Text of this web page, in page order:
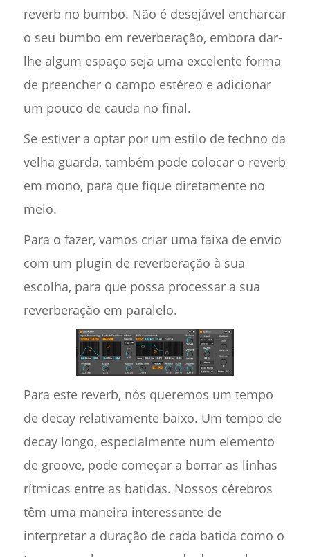
reverb no bumbo. Não é desejável encharcar
o seu bumbo em reverberação, embora dar-
lhe algum espaço seja uma excelente forma
de preencher o campo estéreo e adicionar
um pouco de cauda no final.
Se estiver a optar por um estilo de techno da
velha guarda, também pode colocar o reverb
em mono, para que fique diretamente no
meio.
Para o fazer, vamos criar uma faixa de envio
com um plugin de reverberação à sua
escolha, para que possa processar a sua
reverberação em paralelo.
Para este reverb, nós queremos um tempo
de decay relativamente baixo. Um tempo de
decay longo, especialmente num elemento
de groove, pode começar a borrar as linhas
rítmicas entre as batidas. Nossos cérebros
têm uma maneira interessante de
interpretar a duração de cada batida como o